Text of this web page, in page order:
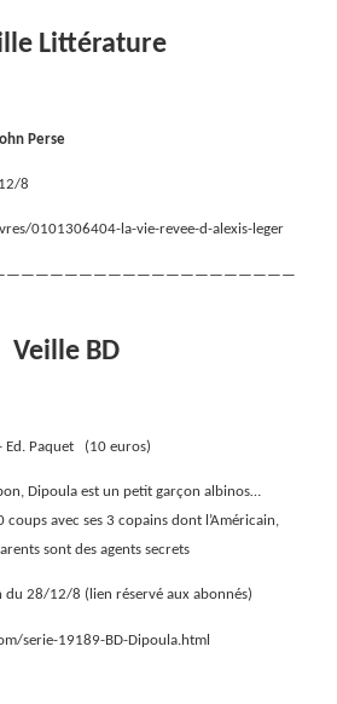
Littérature
Perse
8
0101306404-la-vie-revee-d-alexis-leger
Veille BD
Ed. Paquet (10 euros)
Dipoula est un petit garçon albinos…
coups avec ses 3 copains dont l’Américain,
sont des agents secrets
du 28/12/8 (lien réservé aux abonnés)
serie-19189-BD-Dipoula.html